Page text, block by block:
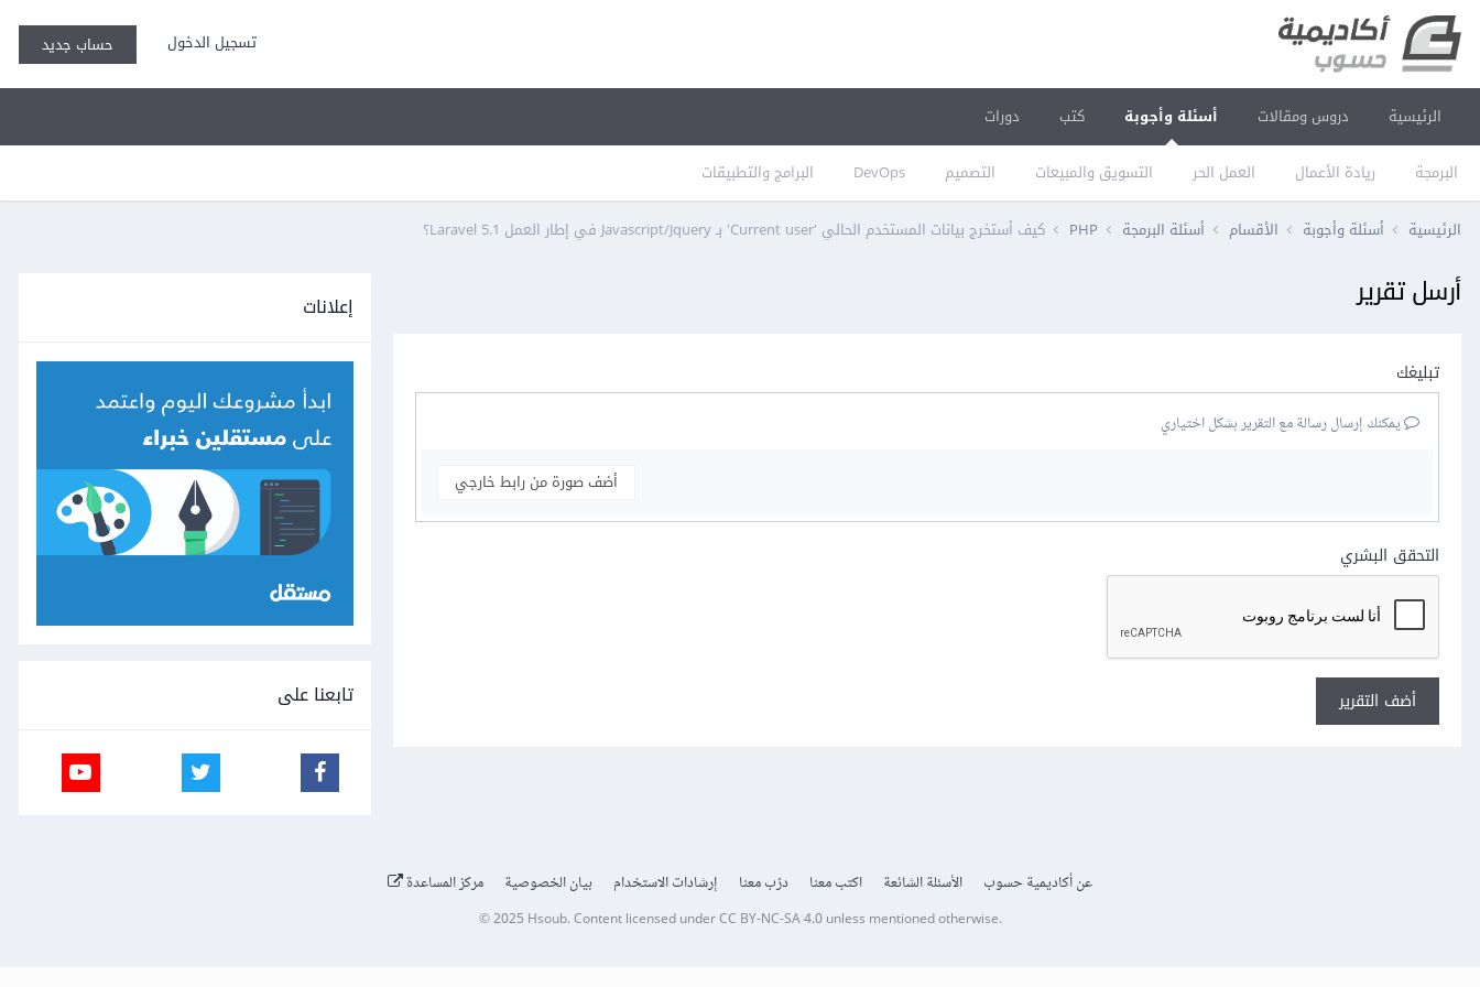
تسجيل الدخول حساب جديد
الرئيسية دروس ومقالات أسئلة وأجوبة
البرمجة ريادة الأعمال العمل الحر التسويق والمبيعات التصميم DevOps البرامج والتطبيقات
كتب دورات
الرئيسية أسئلة وأجوبة الأقسام أسئلة البرمجة PHP كيف أستخرج بيانات المستخدم الحالي 'Current user' بـ Javascript/Jquery في إطار العمل Laravel 5.1؟
أرسل تقرير
تبليغك
يمكنك إرسال رسالة مع التقرير بشكل اختياري
أضف صورة من رابط خارجي
التحقق البشري
أضف التقرير
إعلانات
تابعنا على
عن أكاديمية حسوب الأسئلة الشائعة اكتب معنا درّب معنا إرشادات الاستخدام بيان الخصوصية مركز المساعدة
© 2025 Hsoub.Content licensed underCC BY-NC-SA 4.0unless mentioned otherwise.